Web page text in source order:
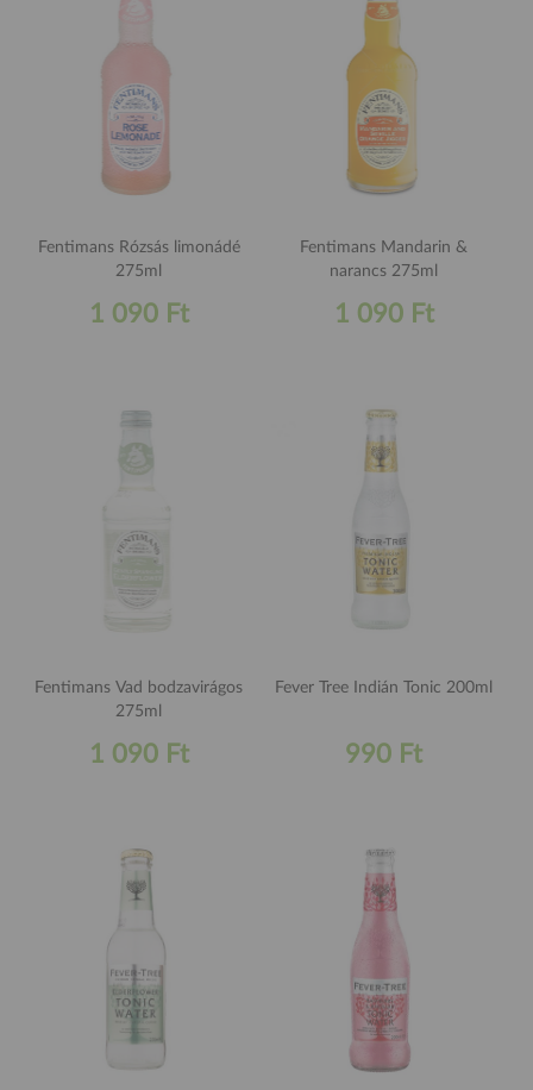
Fentimans Rózsás limonádé
275ml
1 090 Ft
Fentimans Mandarin &
narancs 275ml
1 090 Ft
Fentimans Vad bodzavirágos
275ml
1 090 Ft
Fever Tree Indián Tonic 200ml
990 Ft